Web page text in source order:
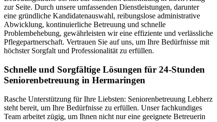
zur Seite. Durch unsere umfassenden Dienstleistungen, darunter
eine gründliche Kandidatenauswahl, reibungslose administrative
Abwicklung, kontinuierliche Betreuung und schnelle
Problembehebung, gewährleisten wir eine effiziente und verlässliche
Pflegepartnerschaft. Vertrauen Sie auf uns, um Ihre Bedürfnisse mit
höchster Sorgfalt und Professionalität zu erfüllen.
Schnelle und Sorgfältige Lösungen für 24-Stunden
Seniorenbetreuung in Hermaringen
Rasche Unterstützung für Ihre Liebsten: Seniorenbetreuung Lebherz
steht bereit, um Ihre Bedürfnisse zu erfüllen. Unser fachkundiges
Team arbeitet zügig, um Ihnen nicht nur eine geeignete Betreuerin